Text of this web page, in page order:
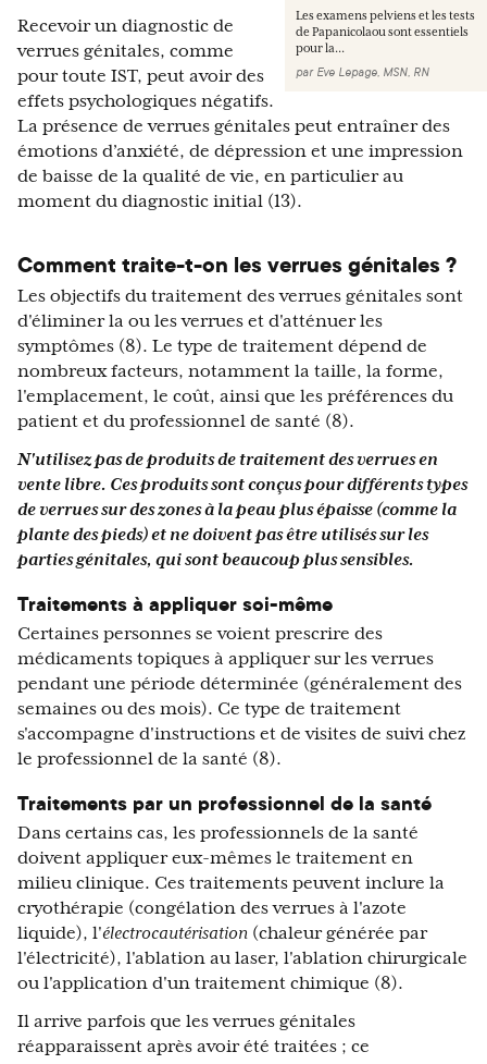
Les examens pelviens et les tests
de Papanicolaou sont essentiels
pour la...
par Eve Lepage, MSN, RN
Recevoir un diagnostic de
verrues génitales, comme
pour toute IST, peut avoir des
effets psychologiques négatifs.
La présence de verrues génitales peut entraîner des
émotions d’anxiété, de dépression et une impression
de baisse de la qualité de vie, en particulier au
moment du diagnostic initial (13).
Comment traite-t-on les verrues génitales ?
Les objectifs du traitement des verrues génitales sont
d'éliminer la ou les verrues et d'atténuer les
symptômes (8). Le type de traitement dépend de
nombreux facteurs, notamment la taille, la forme,
l'emplacement, le coût, ainsi que les préférences du
patient et du professionnel de santé (8).
N'utilisez pas de produits de traitement des verrues en
vente libre. Ces produits sont conçus pour différents types
de verrues sur des zones à la peau plus épaisse (comme la
plante des pieds) et ne doivent pas être utilisés sur les
parties génitales, qui sont beaucoup plus sensibles.
Traitements à appliquer soi-même
Certaines personnes se voient prescrire des
médicaments topiques à appliquer sur les verrues
pendant une période déterminée (généralement des
semaines ou des mois). Ce type de traitement
s'accompagne d'instructions et de visites de suivi chez
le professionnel de la santé (8).
Traitements par un professionnel de la santé
Dans certains cas, les professionnels de la santé
doivent appliquer eux-mêmes le traitement en
milieu clinique. Ces traitements peuvent inclure la
cryothérapie (congélation des verrues à l'azote
liquide), l'électrocautérisation (chaleur générée par
l'électricité), l'ablation au laser, l'ablation chirurgicale
ou l'application d'un traitement chimique (8).
Il arrive parfois que les verrues génitales
réapparaissent après avoir été traitées ; ce